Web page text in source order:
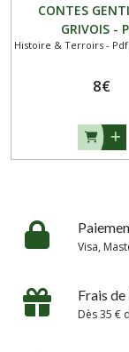
CONTES
GRIVOIS -
Histoire & Terroirs -
8€
Visa,
Frais
Dès 35 €